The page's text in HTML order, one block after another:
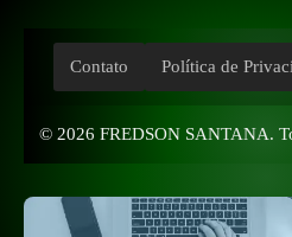
Contato Política de
© 2026 FREDSON SANTANA.